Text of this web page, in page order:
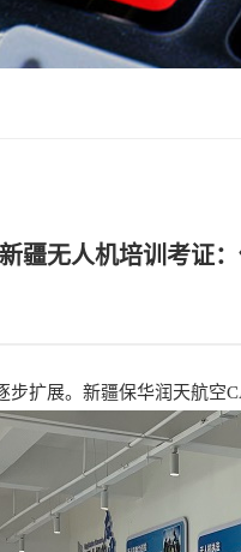
新疆无人机培训考证
扩展。新疆保华润天航空